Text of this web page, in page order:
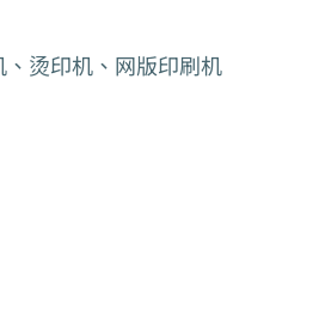
烫印机、网版印刷机